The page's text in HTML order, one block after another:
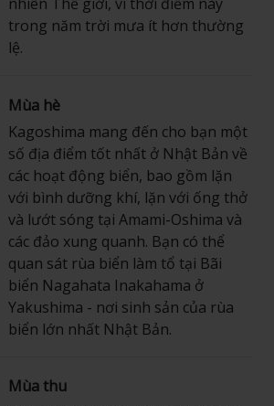
trong năm trời mưa ít hơn thường
lệ.
Mùa hè
Kagoshima mang đến cho bạn một
số địa điểm tốt nhất ở Nhật Bản về
các hoạt động biển, bao gồm lặn
với bình dưỡng khí, lặn với ống thở
và lướt sóng tại Amami-Oshima và
các đảo xung quanh. Bạn có thể
quan sát rùa biển làm tổ tại Bãi
biển Nagahata Inakahama ở
Yakushima - nơi sinh sản của rùa
biển lớn nhất Nhật Bản.
Mùa thu